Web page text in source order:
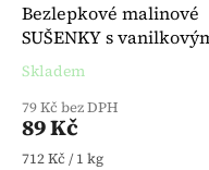
Bezlepkové malinové
SUŠENKY s
krémem veganské 125
Průměrné hodnocení
Skladem
79 Kč bez DPH
89 Kč
Měrná cena:
712 Kč / 1 kg